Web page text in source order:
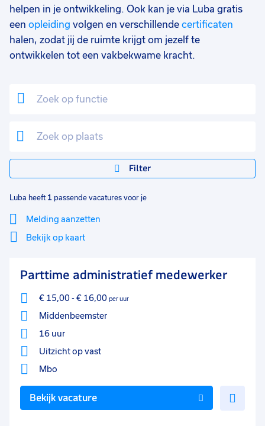
helpen in je ontwikkeling. Ook kan je via Luba gratis
een opleiding volgen en verschillende certificaten
halen, zodat jij de ruimte krijgt om jezelf te
ontwikkelen tot een vakbekwame kracht.
Filter
Luba heeft 1 passende vacatures voor je
Melding aanzetten
Bekijk op kaart
Filter
Sluiten
Parttime administratief medewerker
€ 15,00- € 16,00 per uur
Middenbeemster
16 uur
Uitzicht op vast
Mbo
Bekijk vacature